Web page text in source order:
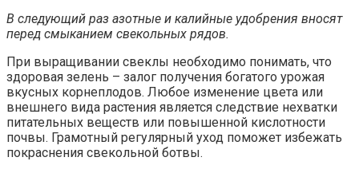
В следующий раз азотные и калийные удобрения вносят
перед смыканием свекольных рядов.
При выращивании свеклы необходимо понимать, что
здоровая зелень – залог получения богатого урожая
вкусных корнеплодов. Любое изменение цвета или
внешнего вида растения является следствие нехватки
питательных веществ или повышенной кислотности
почвы. Грамотный регулярный уход поможет избежать
покраснения свекольной ботвы.